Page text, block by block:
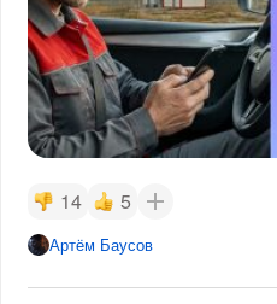
14 5
Артём Баусов